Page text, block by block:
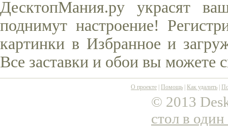
ДесктопМания.ру украсят
поднимут настроение!
картинки в Избранное и
Все заставки и обои вы можете
О проекте Помощь Как удалить
© 2013
стол в